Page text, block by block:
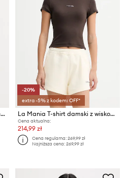
La Mania bluza damska z bawełną
-20%
extra -5% z kodem: OFF*
La Mania T-shirt damski z wiskozą MIKA
Cena aktualna:
214,99 zł
Cena regularna:269,99 zł
Najniższa cena:269,99 zł